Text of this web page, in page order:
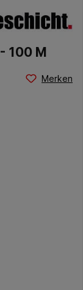
100 M
Merken